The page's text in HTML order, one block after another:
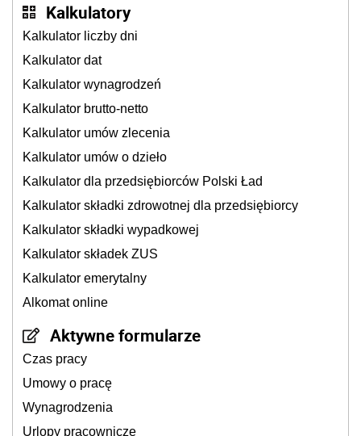
Kalkulatory
Kalkulator liczby dni
Kalkulator dat
Kalkulator wynagrodzeń
Kalkulator brutto-netto
Kalkulator umów zlecenia
Kalkulator umów o dzieło
Kalkulator dla przedsiębiorców Polski Ład
Kalkulator składki zdrowotnej dla przedsiębiorcy
Kalkulator składki wypadkowej
Kalkulator składek ZUS
Kalkulator emerytalny
Alkomat online
Aktywne formularze
Czas pracy
Umowy o pracę
Wynagrodzenia
Urlopy pracownicze